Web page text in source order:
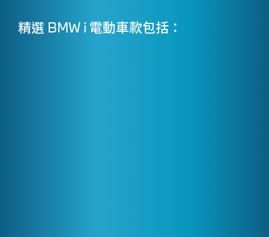
精選 BMW i 電動車款包括：